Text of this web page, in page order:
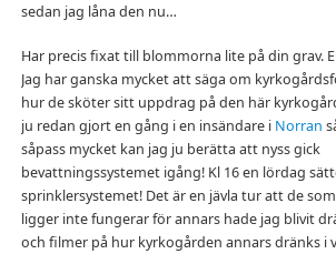
sedan jag låna den nu…
Har precis fixat till blommorna lite på din grav.
Jag har ganska mycket att säga om
hur de sköter sitt uppdrag på den här
ju redan gjort en gång i en insändare i Norran
såpass mycket kan jag ju berätta att nyss gick
bevattningssystemet igång! Kl 16 en lördag
sprinklersystemet! Det är en jävla tur att de
ligger inte fungerar för annars hade jag blivit
och filmer på hur kyrkogården annars dränks i